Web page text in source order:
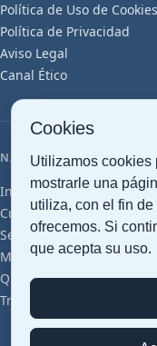
REDUCCIÓN
OPERATIVOS
Política de Uso de Cookies
Política de Privacidad
Aviso Legal
Canal Ético
NAVEGACIÓN
InicioTransporte
Customs clearance
Servicios Logísticos Cross
Mercancías Peligrosas
Quiénes somos
Trabaja con Nosotros
Cookies
Utilizamos cookies
mostrarle una
utiliza, con el fin
ofrecemos. Si
que acepta su uso.